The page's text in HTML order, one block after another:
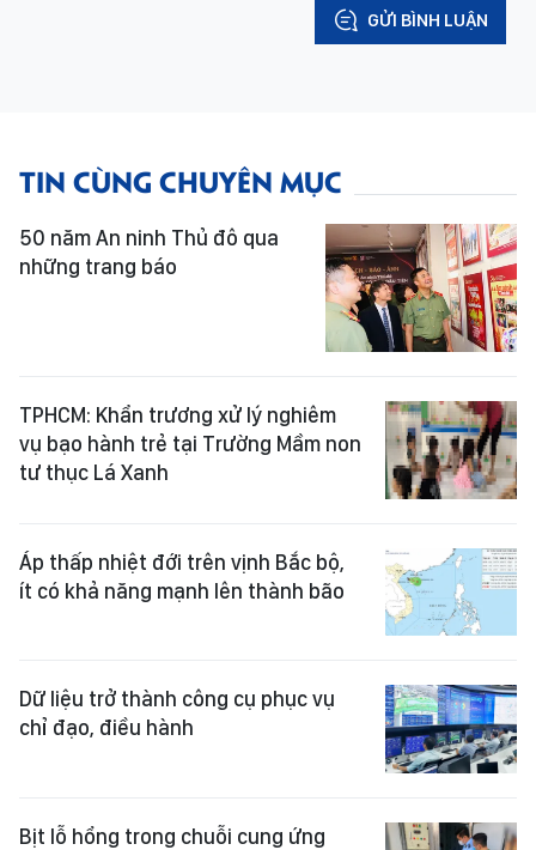
GỬI BÌNH LUẬN
TIN CÙNG CHUYÊN MỤC
50 năm An ninh Thủ đô qua
những trang báo
TPHCM: Khẩn trương xử lý nghiêm
vụ bạo hành trẻ tại Trường Mầm non
tư thục Lá Xanh
Áp thấp nhiệt đới trên vịnh Bắc bộ,
ít có khả năng mạnh lên thành bão
Dữ liệu trở thành công cụ phục vụ
chỉ đạo, điều hành
Bịt lỗ hổng trong chuỗi cung ứng